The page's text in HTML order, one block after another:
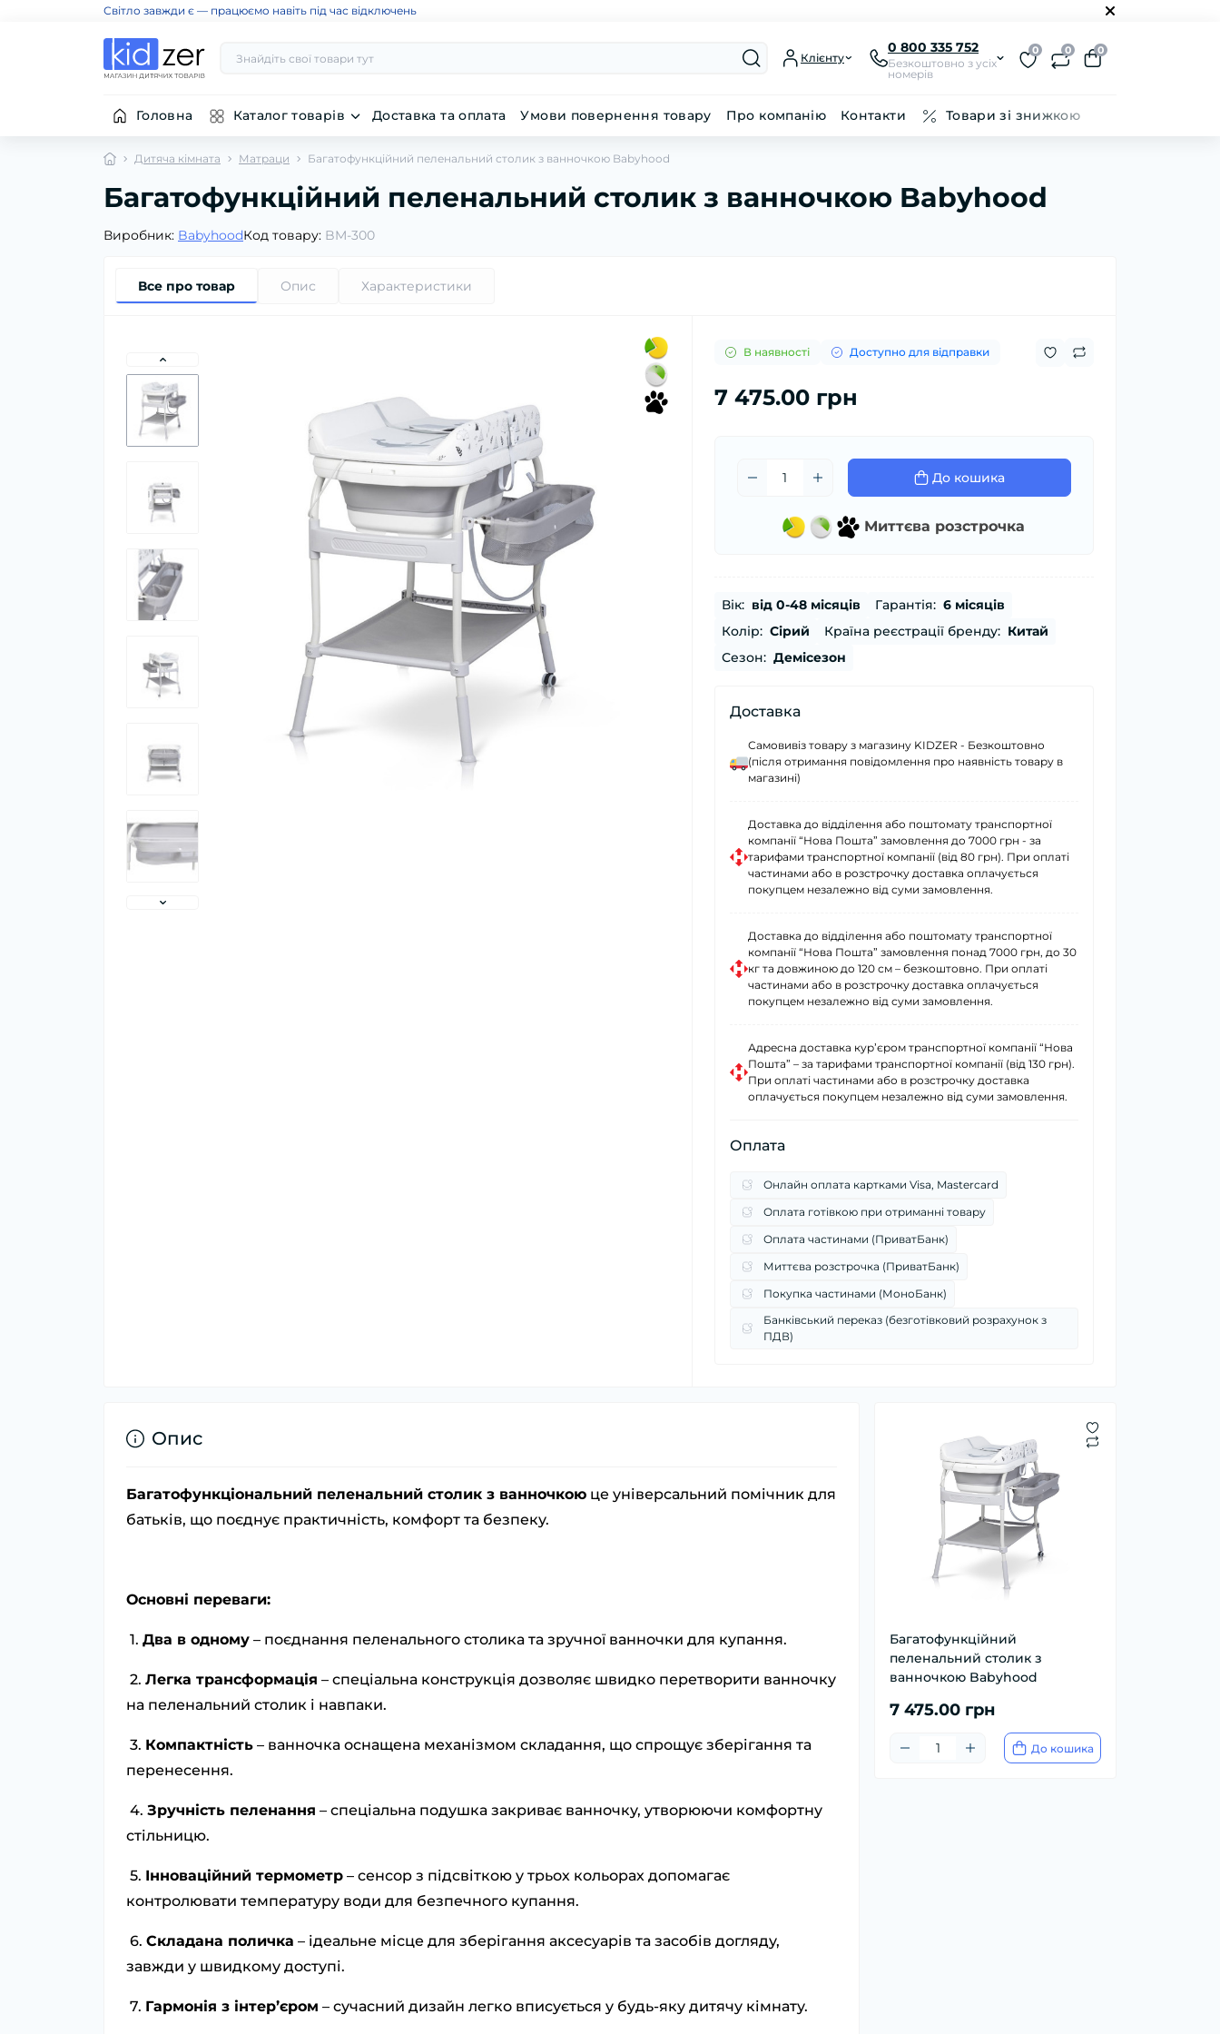
Світло завжди є — працюємо навіть під час відключень
Клієнту
0 800 335 752
Безкоштовно з усіх
номерів
0 0 0
Головна Каталог товарів Доставка та оплата Умови повернення товару Про компанію Контакти Товари зі знижкою
Дитяча кімната Матраци Багатофункційний пеленальний столик з ванночкою Babyhood
Багатофункційний пеленальний столик з ванночкою Babyhood
Виробник: BabyhoodКод товару: BM-300
Все про товар Опис Характеристики
В наявності Доступно для відправки
7 475.00 грн
До кошика
Миттєва розстрочка
Вік: від 0-48 місяців Гарантія: 6 місяців
Колір: Сірий Країна реєстрації бренду: Китай
Сезон: Демісезон
Доставка
Самовивіз товару з магазину KIDZER - Безкоштовно
(після отримання повідомлення про наявність товару в
магазині)
Доставка до відділення або поштомату транспортної
компанії “Нова Пошта” замовлення до 7000 грн - за
тарифами транспортної компанії (від 80 грн). При оплаті
частинами або в розстрочку доставка оплачується
покупцем незалежно від суми замовлення.
Доставка до відділення або поштомату транспортної
компанії “Нова Пошта” замовлення понад 7000 грн, до 30
кг та довжиною до 120 см – безкоштовно. При оплаті
частинами або в розстрочку доставка оплачується
покупцем незалежно від суми замовлення.
Адресна доставка курʼєром транспортної компанії “Нова
Пошта” – за тарифами транспортної компанії (від 130 грн).
При оплаті частинами або в розстрочку доставка
оплачується покупцем незалежно від суми замовлення.
Оплата
Онлайн оплата картками Visa, Mastercard
Оплата готівкою при отриманні товару
Оплата частинами (ПриватБанк)
Миттєва розстрочка (ПриватБанк)
Покупка частинами (МоноБанк)
Банківський переказ (безготівковий розрахунок з
ПДВ)
Багатофункційний
пеленальний столик з
ванночкою Babyhood
7 475.00 грн
До кошика
Опис
Багатофункціональний пеленальний столик з ванночкою це універсальний помічник для
батьків, що поєднує практичність, комфорт та безпеку.
Основні переваги:
1. Два в одному – поєднання пеленального столика та зручної ванночки для купання.
2. Легка трансформація – спеціальна конструкція дозволяє швидко перетворити ванночку
на пеленальний столик і навпаки.
3. Компактність – ванночка оснащена механізмом складання, що спрощує зберігання та
перенесення.
4. Зручність пеленання – спеціальна подушка закриває ванночку, утворюючи комфортну
стільницю.
5. Інноваційний термометр – сенсор з підсвіткою у трьох кольорах допомагає
контролювати температуру води для безпечного купання.
6. Складана поличка – ідеальне місце для зберігання аксесуарів та засобів догляду,
завжди у швидкому доступі.
7. Гармонія з інтер’єром – сучасний дизайн легко вписується у будь-яку дитячу кімнату.